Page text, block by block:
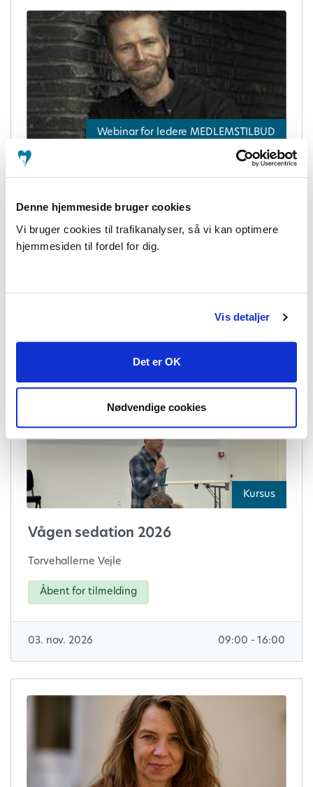
Denne hjemmeside bruger cookies
Vi bruger cookies til trafikanalyser, så vi kan optimere
hjemmesiden til fordel for dig.
Vis detaljer
Det er OK
Nødvendige cookies
Webinar for ledere MEDLEMSTILBUD
revolutionen?
09:00 - 10:30
Kursus
Vågen sedation 2026
Torvehallerne Vejle
Åbent for tilmelding
03. nov. 2026 09:00 - 16:00